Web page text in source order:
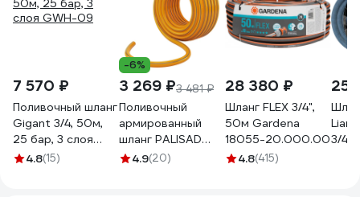
7 570 ₽
Поливочный шланг
Gigant 3/4, 50м,
25 бар, 3 слоя
GWH-09
4.8(15)
-6%
3 269 ₽3 481 ₽
Поливочный
армированный
шланг PALISAD
Standard 3 слоя
4.9(20)
28 380 ₽
Шланг FLEX 3/4",
50м Gardena
18055-20.000.00
4.8(415)
25
3/4